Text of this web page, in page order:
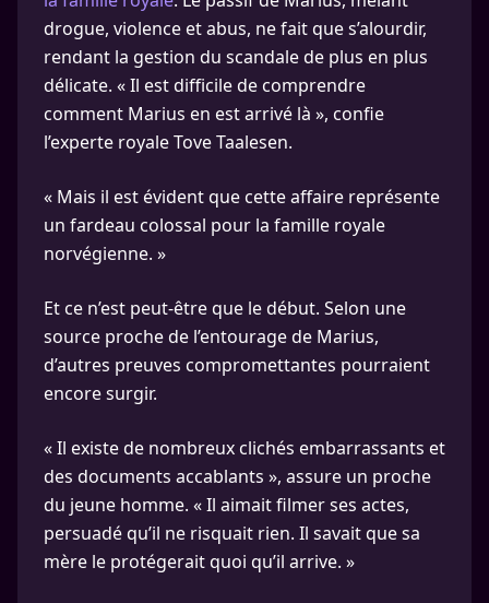
drogue, violence et abus, ne fait que s’alourdir,
rendant la gestion du scandale de plus en plus
délicate. « Il est difficile de comprendre
comment Marius en est arrivé là », confie
l’experte royale Tove Taalesen.
« Mais il est évident que cette affaire représente
un fardeau colossal pour la famille royale
norvégienne. »
Et ce n’est peut-être que le début. Selon une
source proche de l’entourage de Marius,
d’autres preuves compromettantes pourraient
encore surgir.
« Il existe de nombreux clichés embarrassants et
des documents accablants », assure un proche
du jeune homme. « Il aimait filmer ses actes,
persuadé qu’il ne risquait rien. Il savait que sa
mère le protégerait quoi qu’il arrive. »